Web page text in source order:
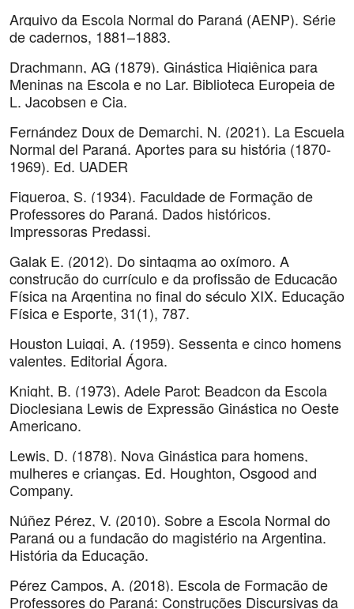
Arquivo da Escola Normal do Paraná (AENP). Série
de cadernos, 1881–1883.
Drachmann, AG (1879). Ginástica Higiênica para
Meninas na Escola e no Lar. Biblioteca Europeia de
L. Jacobsen e Cia.
Fernández Doux de Demarchi, N. (2021). La Escuela
Normal del Paraná. Aportes para su história (1870-
1969). Ed. UADER
Figueroa, S. (1934). Faculdade de Formação de
Professores do Paraná. Dados históricos.
Impressoras Predassi.
Galak E. (2012). Do sintagma ao oxímoro. A
construção do currículo e da profissão de Educação
Física na Argentina no final do século XIX. Educação
Física e Esporte, 31(1), 787.
Houston Luiggi, A. (1959). Sessenta e cinco homens
valentes. Editorial Ágora.
Knight, B. (1973), Adele Parot: Beadcon da Escola
Dioclesiana Lewis de Expressão Ginástica no Oeste
Americano.
Lewis, D. (1878). Nova Ginástica para homens,
mulheres e crianças. Ed. Houghton, Osgood and
Company.
Núñez Pérez, V. (2010). Sobre a Escola Normal do
Paraná ou a fundação do magistério na Argentina.
História da Educação.
Pérez Campos, A. (2018). Escola de Formação de
Professores do Paraná: Construções Discursivas da